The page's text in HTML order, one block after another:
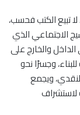
تبيع الكتب فحسب،
الاجتماعي الذي
والخارج على
وجسرًا نحو
ويجمع
لاستشراف